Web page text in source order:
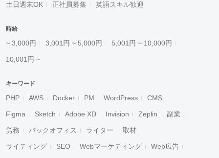
土日週末OK 正社員募集 英語スキル歓迎
時給
~ 3,000円 3,001円 ~ 5,000円 5,001円 ~ 10,000円
10,001円 ~
キーワード
PHP AWS Docker PM WordPress CMS
Figma Sketch Adobe XD Invision Zeplin 副業
労務 バックオフィス ライター 取材
ライティング SEO Webマーケティング Web広告